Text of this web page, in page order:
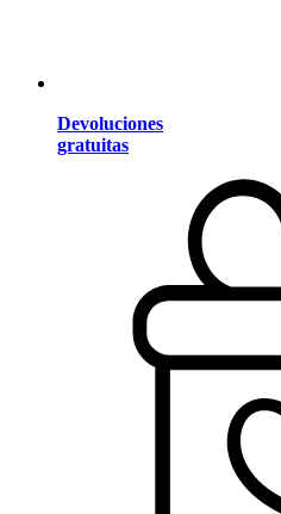
Devoluciones
gratuitas